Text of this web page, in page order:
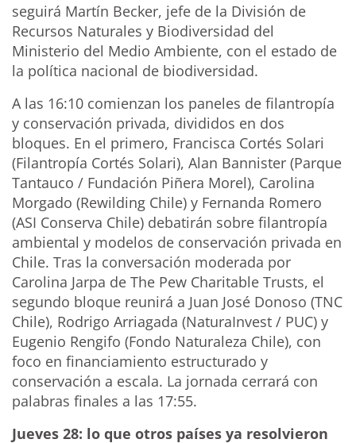
seguirá Martín Becker, jefe de la División de
Recursos Naturales y Biodiversidad del
Ministerio del Medio Ambiente, con el estado de
la política nacional de biodiversidad.
A las 16:10 comienzan los paneles de filantropía
y conservación privada, divididos en dos
bloques. En el primero, Francisca Cortés Solari
(Filantropía Cortés Solari), Alan Bannister (Parque
Tantauco / Fundación Piñera Morel), Carolina
Morgado (Rewilding Chile) y Fernanda Romero
(ASI Conserva Chile) debatirán sobre filantropía
ambiental y modelos de conservación privada en
Chile. Tras la conversación moderada por
Carolina Jarpa de The Pew Charitable Trusts, el
segundo bloque reunirá a Juan José Donoso (TNC
Chile), Rodrigo Arriagada (NaturaInvest / PUC) y
Eugenio Rengifo (Fondo Naturaleza Chile), con
foco en financiamiento estructurado y
conservación a escala. La jornada cerrará con
palabras finales a las 17:55.
Jueves 28: lo que otros países ya resolvieron